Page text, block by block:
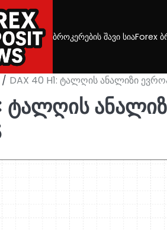
ბროკერების შავი სიაForex
DAX 40 H1: ტალღის ანალიზი
ტალღის